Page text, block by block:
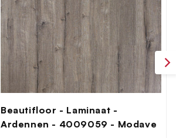
Beautifloor - Laminaat -
Ardennen - 4009059 - Modave